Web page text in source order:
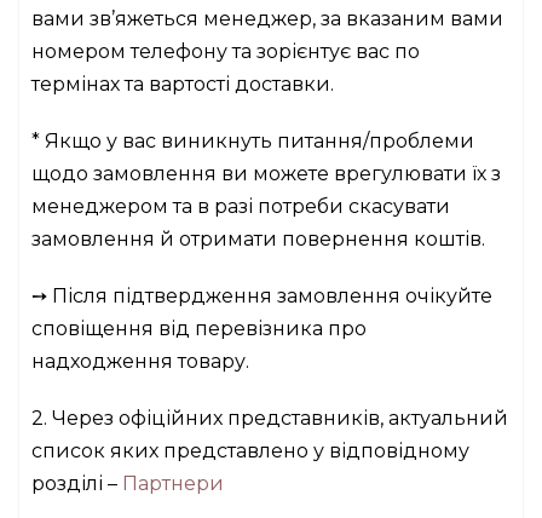
вами зв’яжеться менеджер, за вказаним вами
номером телефону та зорієнтує вас по
термінах та вартості доставки.
* Якщо у вас виникнуть питання/проблеми
щодо замовлення ви можете врегулювати їх з
менеджером та в разі потреби скасувати
замовлення й отримати повернення коштів.
➙ Після підтвердження замовлення очікуйте
сповіщення від перевізника про
надходження товару.
2. Через офіційних представників, актуальний
список яких представлено у відповідному
розділі – Партнери